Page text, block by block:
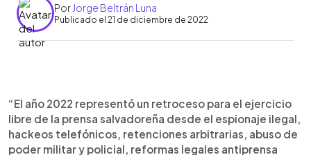
Por Jorge Beltrán Luna
Publicado el 21 de diciembre de 2022
► Escuchar artículo
“El año 2022 representó un retroceso para el ejercicio
libre de la prensa salvadoreña desde el espionaje ilegal,
hackeos telefónicos, retenciones arbitrarias, abuso de
poder militar y policial, reformas legales antiprensa